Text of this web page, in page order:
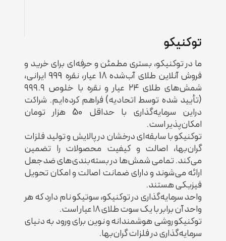
توکنیکو
ما در توکنیکو، بستری مطمئن و حرفه‌ای برای خرید و
فروش آنلاین طلای آب‌شده 18 عیار، نقره 999 ایرانی،
شمش‌های طلای ۲۴ عیار و نقره با خلوص ۹۹۹.۹
(تأیید شده توسط اتحادیه) فراهم کرده‌ایم. شراکت
دراین سرمایه‌‌گذاری با حداقل 50 هزار تومان
امکان‌پذیر است.
توکنیکو با سابقه‌ای درخشان در پالایش و تولید فلزات
گران‌بها، اصالت و کیفیت محصولات را تضمین‌
می‌کند. تمامی شمش‌ها در بسته‌بندی‌های ضدجعل
ارائه می‌شوند و دارای ضمانت اصالت و امکان تحویل
فیزیکی هستند.
واحد سرمایه‌گذاری در توکنیکو، سوتیکو نام دارد که هر
واحد آن برابر با یک سوت طلای ۱۸ عیار است.
توکنیکو روشی هوشمندانه و نوین برای ورود به دنیای
سرمایه‌گذاری در فلزات گران‌بها.